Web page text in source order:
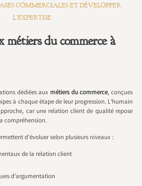
COMMERCIALES ET DÉVELOPPER
L’EXPERTISE
métiers du commerce à
dédiées aux métiers du commerce, conçues
à chaque étape de leur progression. L’humain
car une relation client de qualité repose
compréhension.
d’évoluer selon plusieurs niveaux :
de la relation client
d’argumentation